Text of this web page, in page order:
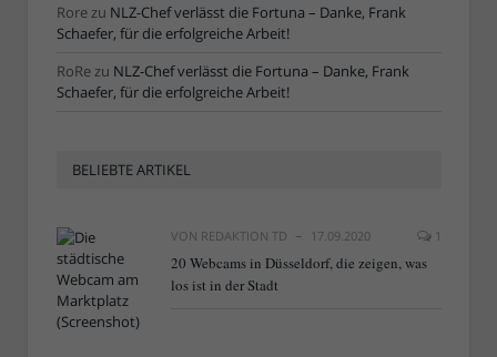
Rorezu NLZ-Chef verlässt die Fortuna – Danke, Frank
Schaefer, für die erfolgreiche Arbeit!
RoRezu NLZ-Chef verlässt die Fortuna – Danke, Frank
Schaefer, für die erfolgreiche Arbeit!
BELIEBTE ARTIKEL
VON REDAKTION TD 17.09.2020 1
20 Webcams in Düsseldorf, die zeigen, was
los ist in der Stadt